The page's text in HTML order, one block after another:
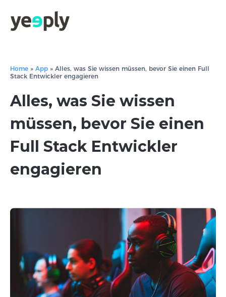
Home » App » Alles, was Sie wissen müssen, bevor Sie einen Full
Stack Entwickler engagieren
Alles, was Sie wissen
müssen, bevor Sie einen
Full Stack Entwickler
engagieren